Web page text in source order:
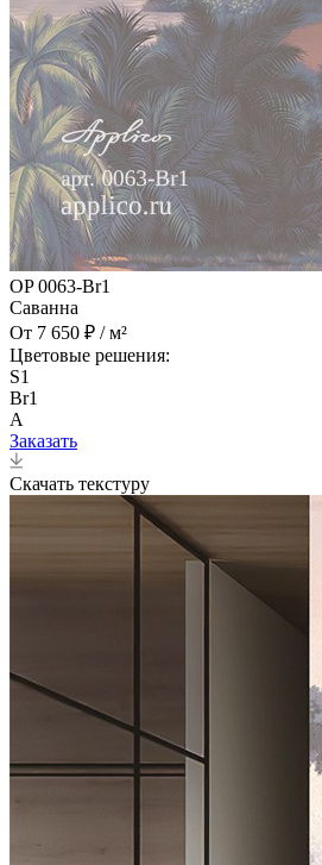
OP 0063-Br1
Саванна
От 7 650 ₽ / м²
Цветовые решения:
S1
Br1
A
Заказать
Скачать текстуру